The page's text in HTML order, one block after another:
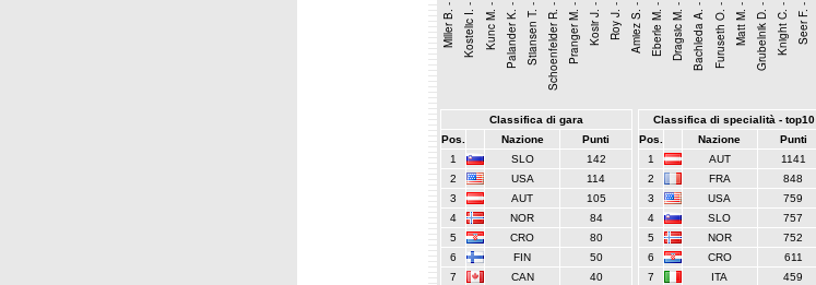
Classifica di gara
Pos.
Nazione
Punti
1
SLO
142
2
USA
114
3
AUT
105
4
NOR
84
5
CRO
80
6
FIN
50
7
CAN 40
Classifica di specialità - top10
Pos.
Nazione
Punti
1
AUT
1141
2
FRA
848
3
USA
759
4
SLO
757
5
NOR
752
6
CRO
611
7
ITA 459